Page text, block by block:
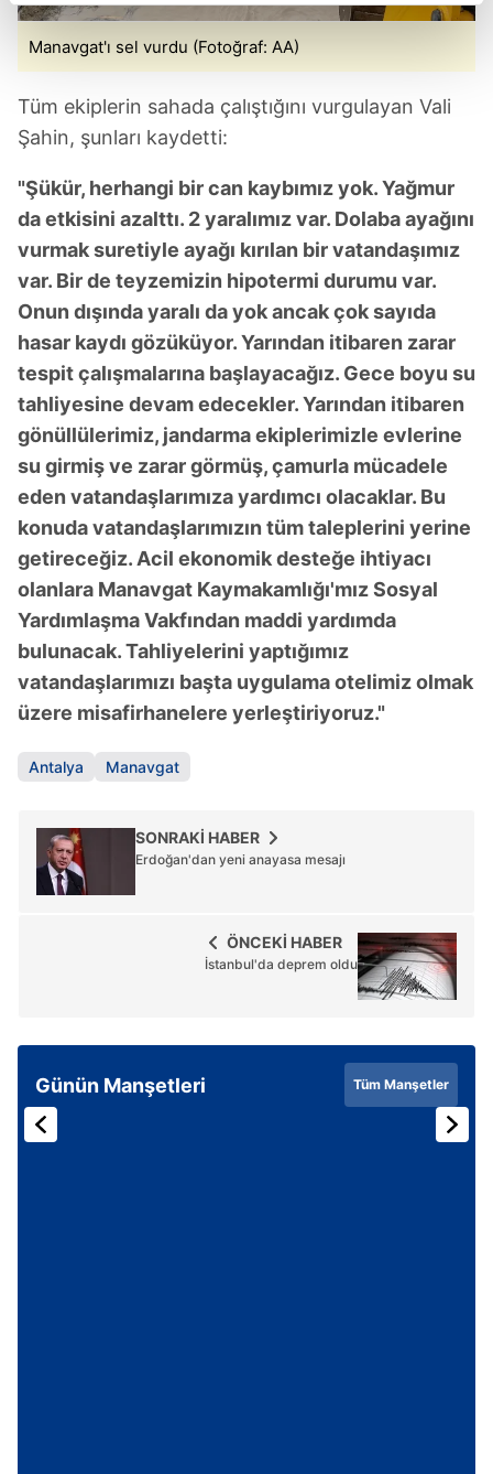
reklamların maliyetlerimizi karşılamak noktasında tek gelir
kalemimiz olduğunu sizlere hatırlatmak isteriz.
takdirde, kullanıcılara hedefli reklamlar
gösterilmeyecektir."
Sizlere daha iyi bir hizmet sunabilmek için İnternet
Sitemizde kendimize ve üçüncü kişilere ait çerezler
kullanılmaktadır. Bu çerezler vasıtasıyla çeşitli kişisel
verileriniz işlenmekte olup gerekli olan çerezler bilgi
toplumu hizmetlerinin sunulması amacıyla
kullanılmaktadır. Diğer çerezler, sitemizin daha işlevsel
kılınması ve kişiselleştirilmesi ve sizlere yönelik
reklam/pazarlama faaliyetlerinin yapılması, amaçlarıyla
sınırlı olarak açık rızanız dahilinde kullanılacaktır.
Çerezlere ilişkin tercihlerinizi aşağıda yer alan panel
vasıtasıyla belirleyebilirsiniz. Çerezlere ilişkin detaylı bilgi
için Ayarlar butonuna tıklayabilir,
Metnimiziziyaret edebilirsiniz.
6698 sayılı Kişisel Verilerin Korunması Kanunu uyarınca
hazırlanmış Aydınlatma Metnimizi okumak ve sitemizde
ilgili mevzuata uygun olarak kullanılan çerezlerle ilgili bilgi
almak için lütfen
tıklayınız
Manavgat'ı sel vurdu (Fotoğraf: AA)
Tüm ekiplerin sahada çalıştığını vurgulayan Vali
Şahin, şunları kaydetti:
"Şükür, herhangi bir can kaybımız yok. Yağmur
da etkisini azalttı. 2 yaralımız var. Dolaba ayağını
vurmak suretiyle ayağı kırılan bir vatandaşımız
var. Bir de teyzemizin hipotermi durumu var.
Onun dışında yaralı da yok ancak çok sayıda
hasar kaydı gözüküyor. Yarından itibaren zarar
tespit çalışmalarına başlayacağız. Gece boyu su
tahliyesine devam edecekler. Yarından itibaren
gönüllülerimiz, jandarma ekiplerimizle evlerine
su girmiş ve zarar görmüş, çamurla mücadele
eden vatandaşlarımıza yardımcı olacaklar. Bu
konuda vatandaşlarımızın tüm taleplerini yerine
getireceğiz. Acil ekonomik desteğe ihtiyacı
olanlara Manavgat Kaymakamlığı'mız Sosyal
Yardımlaşma Vakfından maddi yardımda
bulunacak. Tahliyelerini yaptığımız
vatandaşlarımızı başta uygulama otelimiz olmak
üzere misafirhanelere yerleştiriyoruz."
Antalya Manavgat
SONRAKİ HABER
Erdoğan'dan yeni anayasa mesajı
ÖNCEKİ HABER
İstanbul'da deprem oldu
Günün Manşetleri Tüm Manşetler